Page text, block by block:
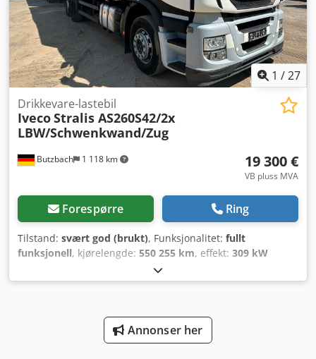
1 /27
Butzbach 1 118 km
Drikkevare-lastebil
IvecoStralis AS260S42/2x
LBW/Schwenkwand/Zug
19 300 €
VB pluss MVA
Forespørre Ring
Tilstand: svært god (brukt), Funksjonalitet: fullt
funksjonell, kjørelengde: 550 255 km, effekt: 309 kW
, første registrering:
diesel, egenvekt:12 185 kg, maksimal lastevekt:13 815 kg,
, utslippsklasse:Euro 6
2, Byggeår:2015, Utstyr:
Annonser her